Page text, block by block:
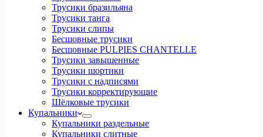
Трусики бразильяна
Трусики танга
Трусики слипы
Бесшовные трусики
Бесшовные PULPIES CHANTELLE
Трусики завышенные
Трусики шортики
Трусики с надписями
Трусики корректирующие
Шёлковые трусики
Купальники
Купальники раздельные
Купальники слитные